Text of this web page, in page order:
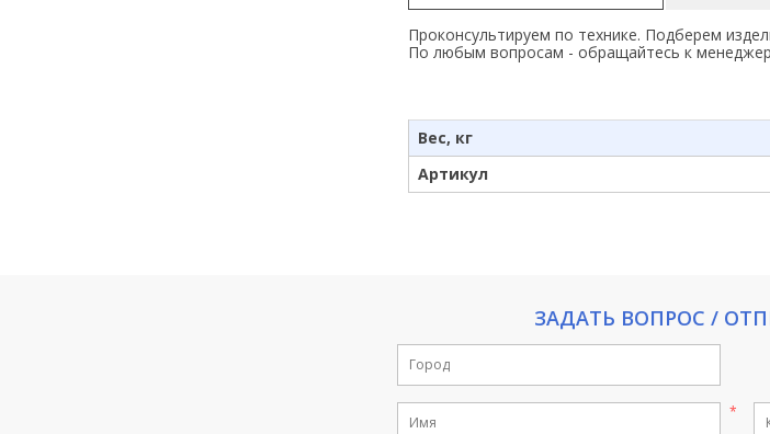
Проконсультируем по технике. Подберем
По любым вопросам - обращайтесь к
Вес, кг
Артикул
ЗАДАТЬ ВОПРОС /